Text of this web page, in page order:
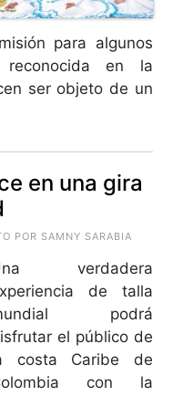
para algunos
reconocida en la
ser objeto de un
en una gira
POR SAMNY SARABIA
verdadera
de talla
podrá
el público de
costa Caribe de
con la